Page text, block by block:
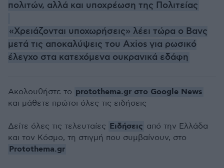
πολιτών, αλλά και υποχρέωση της Πολιτείας
«Χρειάζονται υποχωρήσεις» λέει τώρα ο Βανς
μετά τις αποκαλύψεις του Axios για ρωσικό
έλεγχο στα κατεχόμενα ουκρανικά εδάφη
Ακολουθήστε το protothema.gr στο Google News
και μάθετε πρώτοι όλες τις ειδήσεις
Δείτε όλες τις τελευταίες Ειδήσεις από την Ελλάδα
και τον Κόσμο, τη στιγμή που συμβαίνουν, στο
Protothema.gr